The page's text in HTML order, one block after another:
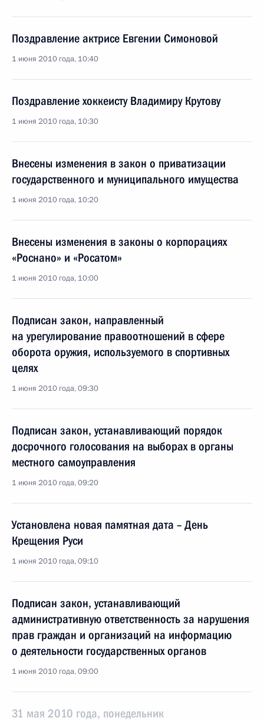
Поздравление актрисе Евгении Симоновой
1 июня 2010 года, 10:40
Поздравление хоккеисту Владимиру Крутову
1 июня 2010 года, 10:30
Внесены изменения в закон о приватизации
государственного и муниципального имущества
1 июня 2010 года, 10:20
Внесены изменения в законы о корпорациях
«Роснано» и «Росатом»
1 июня 2010 года, 10:00
Подписан закон, направленный
на урегулирование правоотношений в сфере
оборота оружия, используемого в спортивных
целях
1 июня 2010 года, 09:30
Подписан закон, устанавливающий порядок
досрочного голосования на выборах в органы
местного самоуправления
1 июня 2010 года, 09:20
Установлена новая памятная дата – День
Крещения Руси
1 июня 2010 года, 09:10
Подписан закон, устанавливающий
административную ответственность за нарушения
прав граждан и организаций на информацию
о деятельности государственных органов
1 июня 2010 года, 09:00
31 мая 2010 года, понедельник